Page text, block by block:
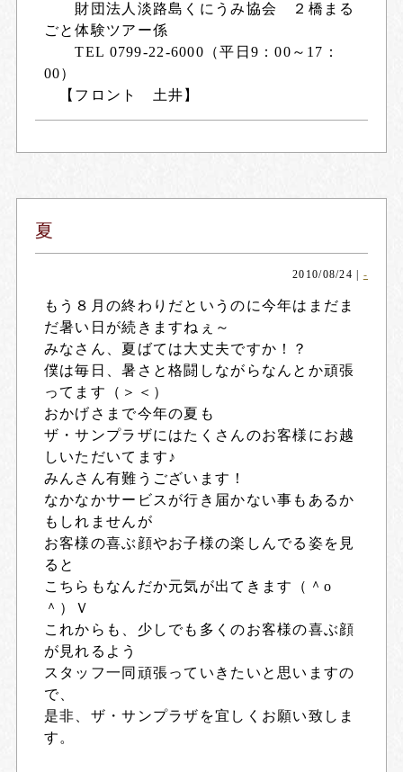
財団法人淡路島くにうみ協会 ２橋まる
ごと体験ツアー係
TEL 0799-22-6000（平日9：00～17：
00）
【フロント 土井】
夏
2010/08/24 -
もう８月の終わりだというのに今年はまだま
だ暑い日が続きますねぇ～
みなさん、夏ばては大丈夫ですか！？
僕は毎日、暑さと格闘しながらなんとか頑張
ってます（＞＜）
おかげさまで今年の夏も
ザ・サンプラザにはたくさんのお客様にお越
しいただいてます♪
みんさん有難うございます！
なかなかサービスが行き届かない事もあるか
もしれませんが
お客様の喜ぶ顔やお子様の楽しんでる姿を見
ると
こちらもなんだか元気が出てきます（＾о
＾）Ｖ
これからも、少しでも多くのお客様の喜ぶ顔
が見れるよう
スタッフ一同頑張っていきたいと思いますの
で、
是非、ザ・サンプラザを宜しくお願い致しま
す。